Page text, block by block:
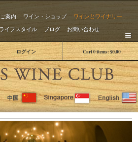
案内 ワイン・ショップ
ワインとワイナリー
イフスタイル
ブログ お問い合わせ
Cart0items:$0.00
ログイン
The